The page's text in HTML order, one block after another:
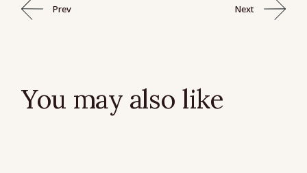
Prev Next
You may also like